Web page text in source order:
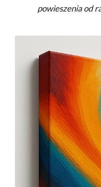
powieszenia od